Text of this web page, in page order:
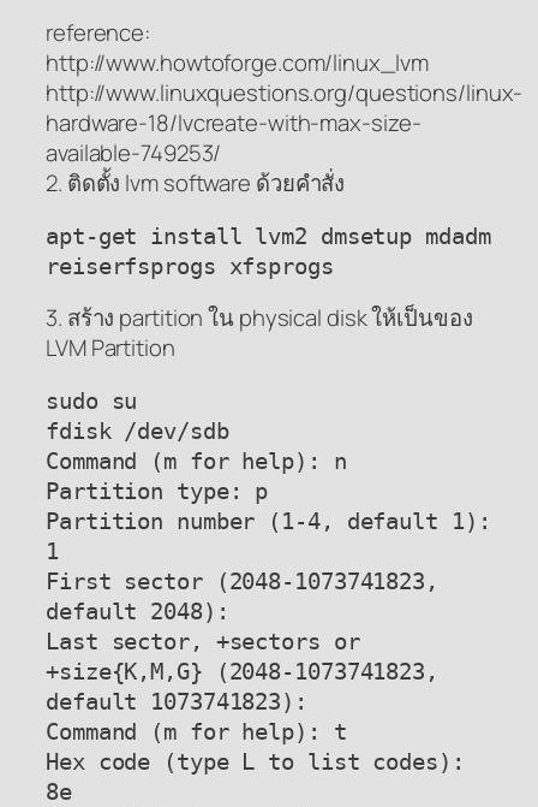
reference:
http://www.howtoforge.com/linux_lvm
http://www.linuxquestions.org/questions/linux-
hardware-18/lvcreate-with-max-size-
available-749253/
2. ติดตั้ง lvm software ด้วยคำสั่ง
apt-get install lvm2 dmsetup mdadm
reiserfsprogs xfsprogs
3. สร้าง partition ใน physical disk ให้เป็นของ
LVM Partition
sudo su
fdisk /dev/sdb
Command (m for help): n
Partition type: p
Partition number (1-4, default 1):
1
First sector (2048-1073741823,
default 2048):
Last sector, +sectors or
+size{K,M,G} (2048-1073741823,
default 1073741823):
Command (m for help): t
Hex code (type L to list codes):
8e